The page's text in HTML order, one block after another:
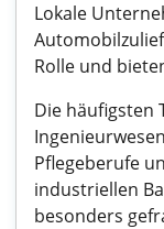
Lokale
Rolle und
Die häufigsten
Pflegeberufe
industriellen
besonders